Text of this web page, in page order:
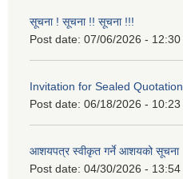
सूचना ! सूचना !! सूचना !!!
Post date: 07/06/2026 - 12:30
Invitation for Sealed Quotation
Post date: 06/18/2026 - 10:23
आशयपत्र स्वीकृत गर्ने आशयको सूचना
Post date: 04/30/2026 - 13:54